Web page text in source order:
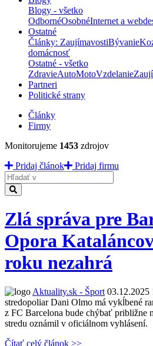
Blogy - všetko
OdbornéOsobnéInternet a
Ostatné
Články: ZaujímavostiBývanie
domácnosť
Ostatné - všetko
ZdravieAutoMotoVzdelanie
Partneri
Politické strany
Články
Firmy
Monitorujeme 1453 zdrojov
Pridaj článok
Pridaj firmu
Hladať
Zlá správa pre
Opora
roku nezahrá
Aktuality.sk - Šport 03.12.2025
stredopoliar Dani Olmo má vykĺbené
z FC Barcelona bude chýbať približne
stredu oznámil v oficiálnom vyhlásení.
Čítať celý článok >>